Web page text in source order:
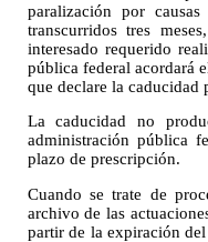
paralización por
transcurridos tres
interesado requerido
pública federal acordará
que declare la caducidad
La caducidad no
administración pública
plazo de prescripción.
Cuando se trate de
archivo de las
partir de la expiración